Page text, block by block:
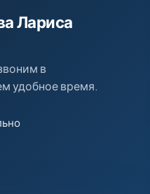
Лариса
в
удобное время.